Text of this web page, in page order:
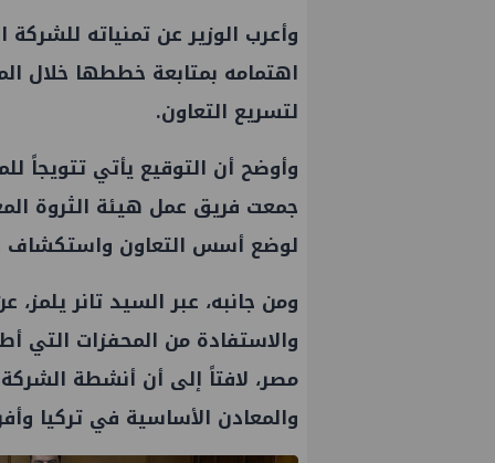
وأعرب الوزير عن تمنياته
اهتمامه بمتابعة خططها خلال
لتسريع التعاون.
وأوضح أن التوقيع يأتي تتويجاً
جمعت فريق عمل هيئة الثروة
لوضع أسس التعاون واستكشاف
ومن جانبه، عبر السيد تانر
والاستفادة من المحفزات التي
مصر، لافتاً إلى أن أنشطة
والمعادن الأساسية في تركيا